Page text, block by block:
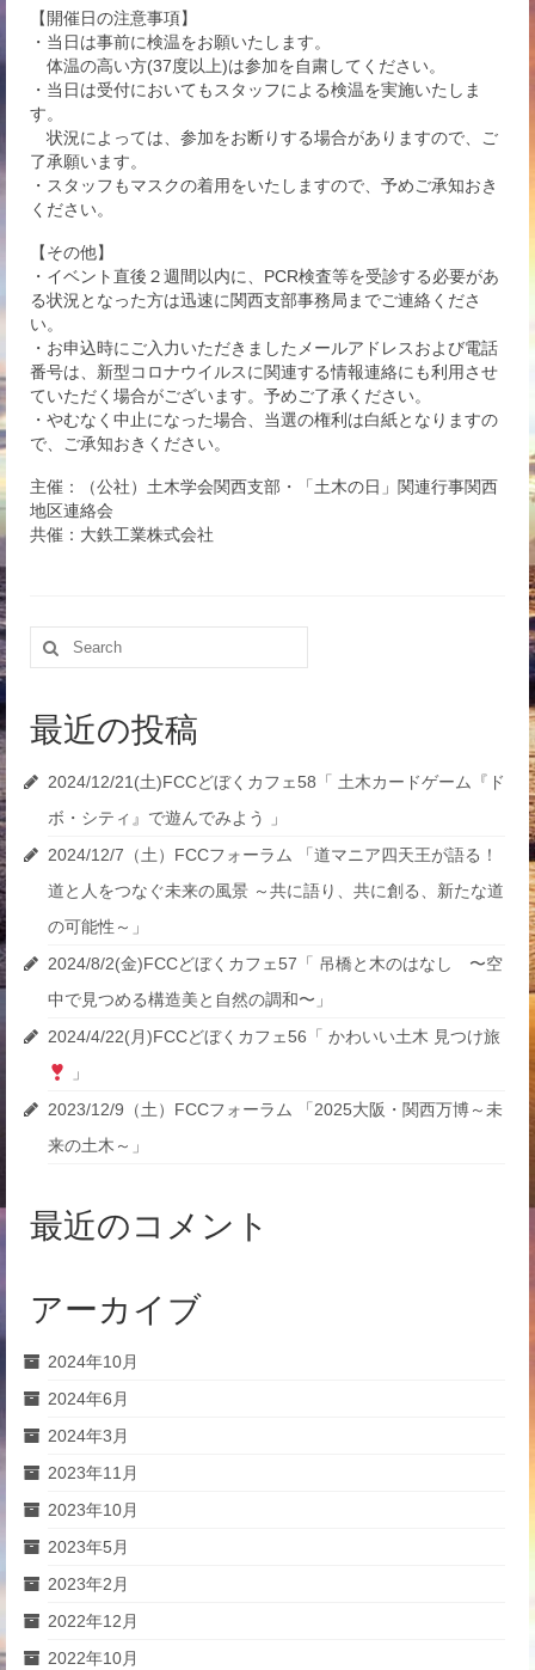
【開催日の注意事項】
・当日は事前に検温をお願いたします。
体温の高い方(37度以上)は参加を自粛してください。
・当日は受付においてもスタッフによる検温を実施いたしま
す。
状況によっては、参加をお断りする場合がありますので、ご
了承願います。
・スタッフもマスクの着用をいたしますので、予めご承知おき
ください。
【その他】
・イベント直後２週間以内に、PCR検査等を受診する必要があ
る状況となった方は迅速に関西支部事務局までご連絡くださ
い。
・お申込時にご入力いただきましたメールアドレスおよび電話
番号は、新型コロナウイルスに関連する情報連絡にも利用させ
ていただく場合がございます。予めご了承ください。
・やむなく中止になった場合、当選の権利は白紙となりますの
で、ご承知おきください。
主催：（公社）土木学会関西支部・「土木の日」関連行事関西
地区連絡会
共催：大鉄工業株式会社
Search
for:
最近の投稿
2024/12/21(土)FCCどぼくカフェ58「 土木カードゲーム『ド
ボ・シティ』で遊んでみよう 」
2024/12/7（土）FCCフォーラム 「道マニア四天王が語る！
道と人をつなぐ未来の風景 ～共に語り、共に創る、新たな道
の可能性～」
2024/8/2(金)FCCどぼくカフェ57「 吊橋と木のはなし 〜空
中で見つめる構造美と自然の調和〜」
2024/4/22(月)FCCどぼくカフェ56「 かわいい土木 見つけ旅
」
2023/12/9（土）FCCフォーラム 「2025大阪・関西万博～未
来の土木～」
最近のコメント
アーカイブ
2024年10月
2024年6月
2024年3月
2023年11月
2023年10月
2023年5月
2023年2月
2022年12月
2022年10月